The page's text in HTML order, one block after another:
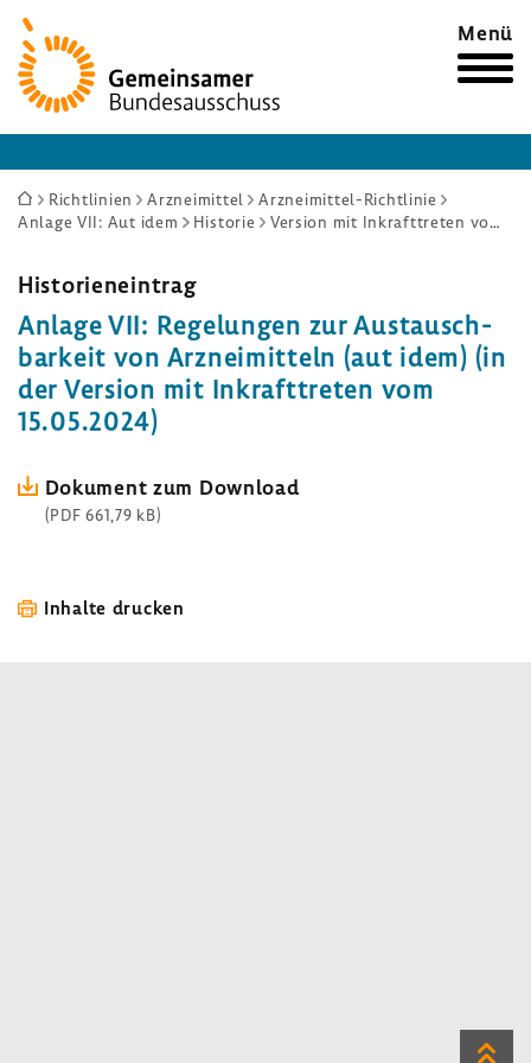
Zur
Startseite
Menü
Sie
sind
Richtlinien Arzneimittel
Arzneimittel-Richtlinie
Anlage VII: Aut idem
Historie Version mit Inkrafttreten vom 15.05.2024
Histo­ri­en­ein­trag
Anlage VII: Rege­lungen zur Austausch­
bar­keit von Arznei­mit­teln (aut idem) (in
der Version mit Inkraft­treten vom
15.05.2024)
Doku­ment zum Down­load
(PDF 661,79 kB)
Inhalte drucken
Zum